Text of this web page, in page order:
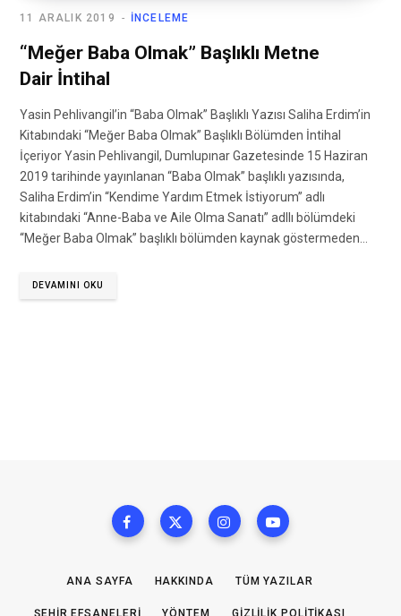
İNCELEME
11 ARALIK 2019
“Meğer Baba Olmak” Başlıklı Metne
Dair İntihal
Yasin Pehlivangil’in “Baba Olmak” Başlıklı Yazısı Saliha Erdim’in
Kitabındaki “Meğer Baba Olmak” Başlıklı Bölümden İntihal
İçeriyor Yasin Pehlivangil, Dumlupınar Gazetesinde 15 Haziran
2019 tarihinde yayınlanan “Baba Olmak” başlıklı yazısında,
Saliha Erdim’in “Kendime Yardım Etmek İstiyorum” adlı
kitabındaki “Anne-Baba ve Aile Olma Sanatı” adllı bölümdeki
“Meğer Baba Olmak” başlıklı bölümden kaynak göstermeden…
DEVAMINI OKU
ANA SAYFA HAKKINDA TÜM YAZILAR
ŞEHIR EFSANELERI YÖNTEM GIZLILIK POLITIKASI